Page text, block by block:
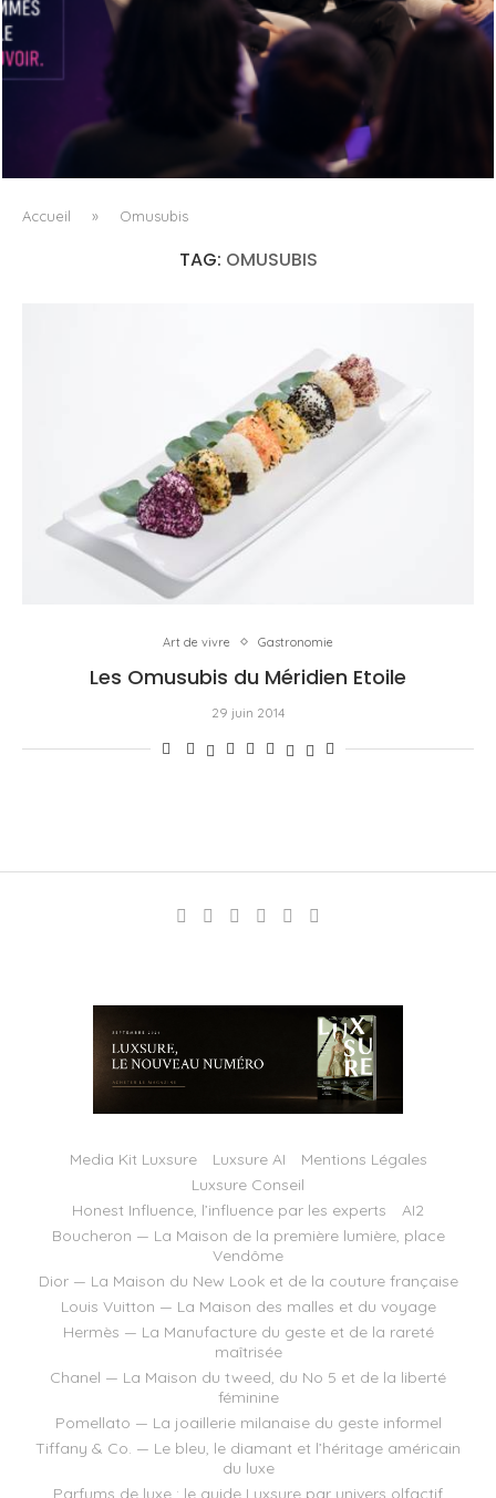
DANS LA TECH, LA PARITÉ N’EST PLUS UN SUJET D’IMAGE
MAIS DE...
Accueil » Omusubis
TAG: OMUSUBIS
Art de vivre Gastronomie
Les Omusubis du Méridien Etoile
29 juin 2014
Media Kit Luxsure Luxsure AI
Mentions Légales
Luxsure Conseil
Honest Influence, l’influence par les experts
AI2
Boucheron — La Maison de la première lumière, place
Vendôme
Dior — La Maison du New Look et de la couture française
Louis Vuitton — La Maison des malles et du voyage
Hermès — La Manufacture du geste et de la rareté
maîtrisée
Chanel — La Maison du tweed, du No 5 et de la liberté
féminine
Pomellato — La joaillerie milanaise du geste informel
Tiffany & Co. — Le bleu, le diamant et l’héritage américain
du luxe
Parfums de luxe : le guide Luxsure par univers olfactif